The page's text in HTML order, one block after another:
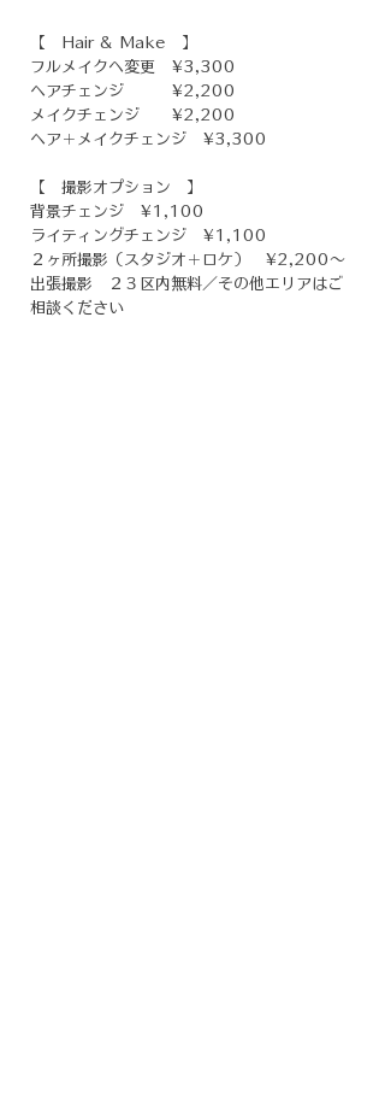
【 Hair & Make 】
フルメイクへ変更 ¥3,300
ヘアチェンジ​ ¥2,200
メイクチェンジ ¥2,200
​ヘア＋メイクチェンジ ¥3,300
​【 撮影オプション 】
​背景チェンジ ¥1,100
ライティングチェンジ ¥1,100
２ヶ所撮影（スタジオ＋ロケ） ¥2,200〜
出張撮影 ２３区内無料／その他エリアはご
相談ください